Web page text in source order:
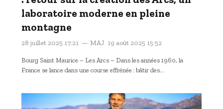
laboratoire moderne en pleine
montagne
28 juillet 2025 17:21 MAJ 19 août 2025 15:52
Bourg Saint Maurice – Les Arcs – Dans les années 1960, la
France se lance dans une course effrénée : bâtir des…